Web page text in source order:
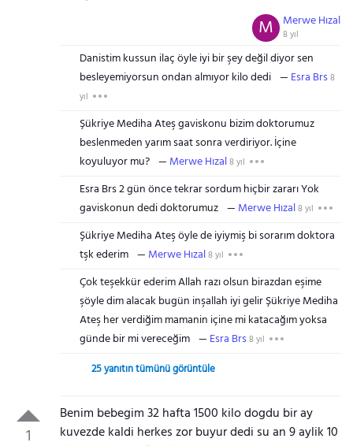
Merwe Hızal
8 yıl
M
Danistim kussun ilaç öyle iyi bir şey değil diyor sen
besleyemiyorsun ondan almıyor kilo dedi
Esra Brs8
yıl
Şükriye Mediha Ateş gaviskonu bizim doktorumuz
beslenmeden yarım saat sonra verdiriyor. İçine
koyuluyor mu?
Merwe Hızal8 yıl
Esra Brs 2 gün önce tekrar sordum hiçbir zararı Yok
gaviskonun dedi doktorumuz
Merwe Hızal8 yıl
Şükriye Mediha Ateş öyle de iyiymiş bi sorarım doktora
tşk ederim
Merwe Hızal8 yıl
Çok teşekkür ederim Allah razı olsun birazdan eşime
şöyle dim alacak bugün inşallah iyi gelir Şükriye Mediha
Ateş her verdiğim mamanin içine mi katacağım yoksa
günde bir mi vereceğim
Esra Brs8 yıl
25 yanıtın tümünü görüntüle
1
Benim bebegim 32 hafta 1500 kilo dogdu bir ay
kuvezde kaldi herkes zor buyur dedi su an 9 aylik 10